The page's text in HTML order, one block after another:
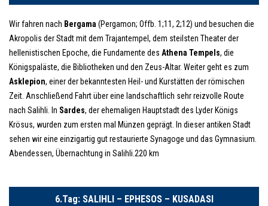
Wir fahren nach Bergama (Pergamon; Offb. 1;11, 2;12) und besuchen die
Akropolis der Stadt mit dem Trajantempel, dem steilsten Theater der
hellenistischen Epoche, die Fundamente des Athena Tempels, die
Königspaläste, die Bibliotheken und den Zeus-Altar. Weiter geht es zum
Asklepion, einer der bekanntesten Heil- und Kurstätten der römischen
Zeit. Anschließend Fahrt über eine landschaftlich sehr reizvolle Route
nach Salihli. In Sardes, der ehemaligen Hauptstadt des Lyder Königs
Krösus, wurden zum ersten mal Münzen geprägt. In dieser antiken Stadt
sehen wir eine einzigartig gut restaurierte Synagoge und das Gymnasium.
Abendessen, Übernachtung in Salihli.220 km
6.Tag: SALIHLI – EPHESOS – KUSADASI